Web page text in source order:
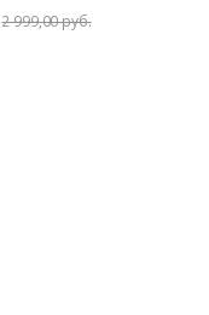
2 999,00 руб.